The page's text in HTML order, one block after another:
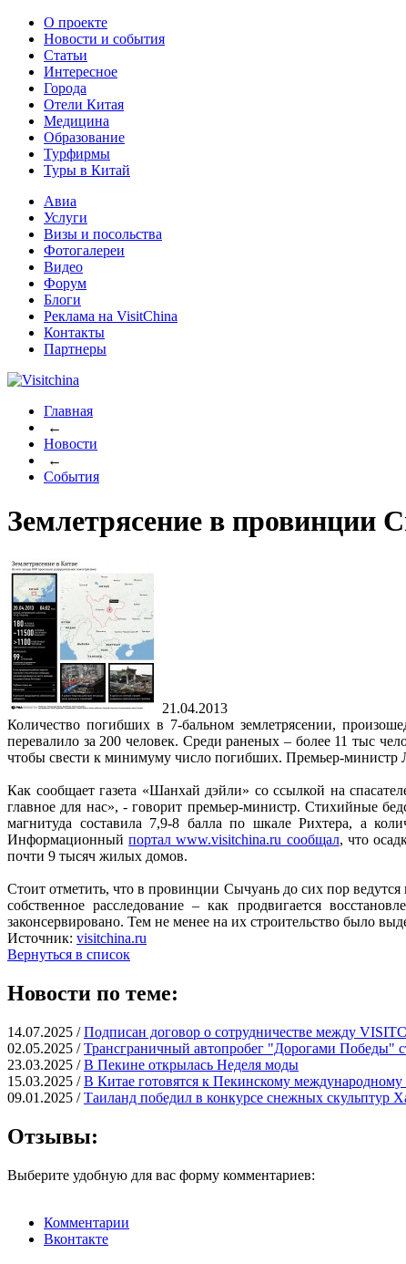
О проекте
Новости и события
Статьи
Интересное
Города
Отели Китая
Медицина
Образование
Турфирмы
Туры в Китай
Авиа
Услуги
Визы и посольства
Фотогалереи
Видео
Форум
Блоги
Реклама на VisitChina
Контакты
Партнеры
Главная
←
Новости
←
События
Землетрясение в провинции
21.04.2013
Количество погибших в 7-бальном землетрясении,
перевалило за 200 человек. Среди раненых – более 11 тыс
чтобы свести к минимуму число погибших. Премьер-министр
Как сообщает газета «Шанхай дэйли» со ссылкой на
главное для нас», - говорит премьер-министр. Стихийные
магнитуда составила 7,9-8 балла по шкале Рихтера, а
Информационныйпортал www.visitchina.ru сообщал, что
почти 9 тысяч жилых домов.
Стоит отметить, что в провинции Сычуань до сих пор
собственное расследование – как продвигается
законсервировано. Тем не менее на их строительство было
Источник: visitchina.ru
Вернуться в список
Новости по теме:
14.07.2025 /Подписан договор о сотрудничестве между
02.05.2025 /Трансграничный автопробег "Дорогами Победы"
23.03.2025 /В Пекине открылась Неделя моды
15.03.2025 /В Китае готовятся к Пекинскому
09.01.2025 /Таиланд победил в конкурсе снежных скульптур
Отзывы:
Выберите удобную для вас форму комментариев:
Комментарии
Вконтакте